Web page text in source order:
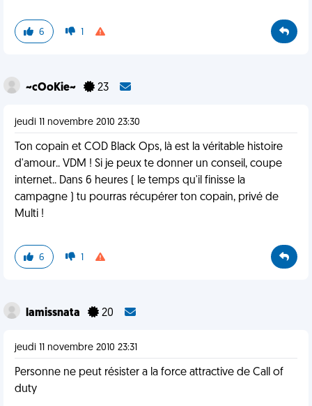
6 1
~cOoKie~ 23
jeudi 11 novembre 2010 23:30
Ton copain et COD Black Ops, là est la véritable histoire
d'amour.. VDM ! Si je peux te donner un conseil, coupe
internet.. Dans 6 heures ( le temps qu'il finisse la
campagne ) tu pourras récupérer ton copain, privé de
Multi !
6 1
lamissnata 20
jeudi 11 novembre 2010 23:31
Personne ne peut résister a la force attractive de Call of
duty